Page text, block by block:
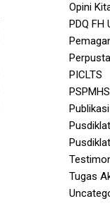
Opini
PDQ FH
PICLTS
Pusdiklat
Pusdiklat
Tugas